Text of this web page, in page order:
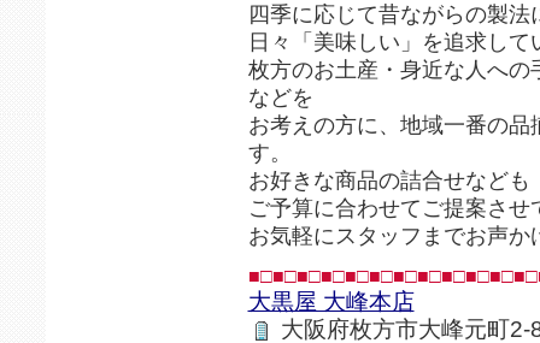
四季に応じて昔ながらの製
日々「美味しい」を追求して
枚方のお土産・身近な人へ
などを
お考えの方に、地域一番の
す。
お好きな商品の詰合せなども
ご予算に合わせてご提案させ
お気軽にスタッフまでお声か
大黒屋 大峰本店
大阪府枚方市大峰元町2-